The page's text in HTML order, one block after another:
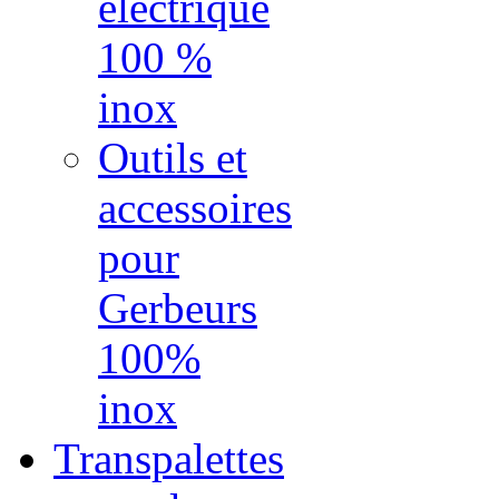
100 %
inox
Outils et
accessoires
pour
Gerbeurs
100%
inox
Transpalettes